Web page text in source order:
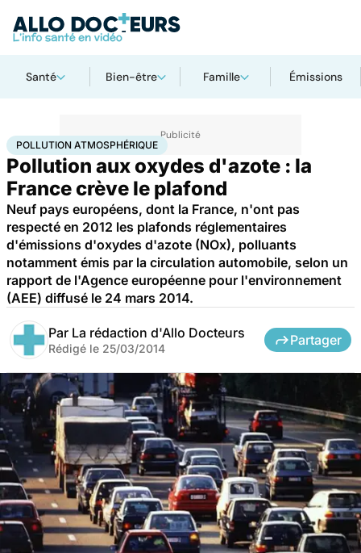
Santé Bien-être Famille Émissions
AccueilSanté Pollution atmosphérique
POLLUTION ATMOSPHÉRIQUE
Pollution aux oxydes d'azote : la
France crève le plafond
Neuf pays européens, dont la France, n'ont pas
respecté en 2012 les plafonds réglementaires
d'émissions d'oxydes d'azote (NOx), polluants
notamment émis par la circulation automobile, selon un
rapport de l'Agence européenne pour l'environnement
(AEE) diffusé le 24 mars 2014.
Par La rédaction d'Allo Docteurs
Rédigé le 25/03/2014
Partager